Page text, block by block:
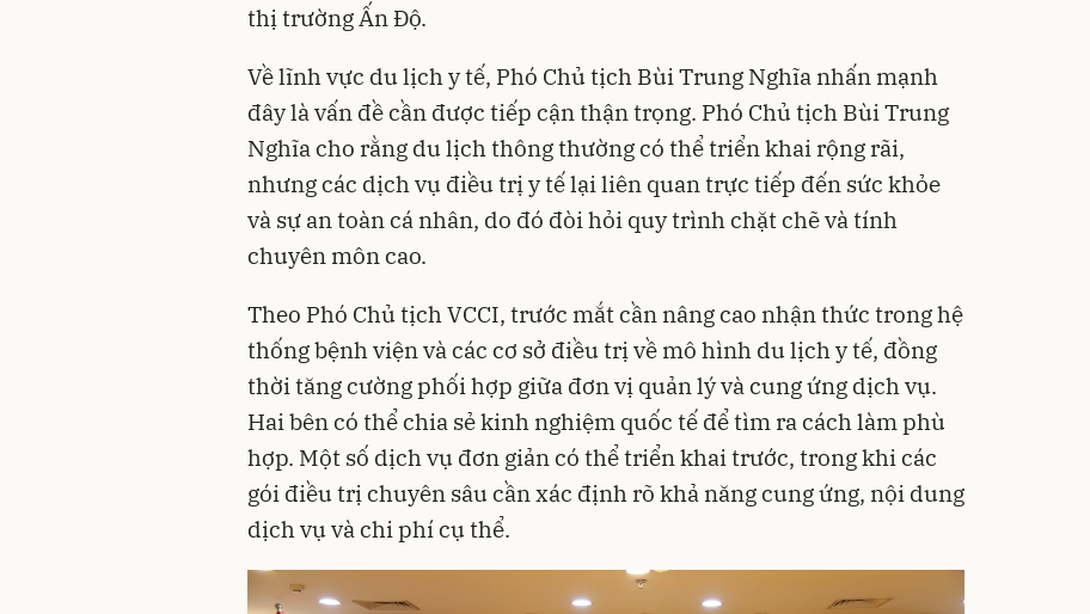
thị trường Ấn Độ.
Về lĩnh vực du lịch y tế, Phó Chủ tịch Bùi Trung Nghĩa nhấn mạnh
đây là vấn đề cần được tiếp cận thận trọng. Phó Chủ tịch Bùi Trung
Nghĩa cho rằng du lịch thông thường có thể triển khai rộng rãi,
nhưng các dịch vụ điều trị y tế lại liên quan trực tiếp đến sức khỏe
và sự an toàn cá nhân, do đó đòi hỏi quy trình chặt chẽ và tính
chuyên môn cao.
Theo Phó Chủ tịch VCCI, trước mắt cần nâng cao nhận thức trong hệ
thống bệnh viện và các cơ sở điều trị về mô hình du lịch y tế, đồng
thời tăng cường phối hợp giữa đơn vị quản lý và cung ứng dịch vụ.
Hai bên có thể chia sẻ kinh nghiệm quốc tế để tìm ra cách làm phù
hợp. Một số dịch vụ đơn giản có thể triển khai trước, trong khi các
gói điều trị chuyên sâu cần xác định rõ khả năng cung ứng, nội dung
dịch vụ và chi phí cụ thể.